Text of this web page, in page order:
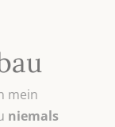
mein
niemals